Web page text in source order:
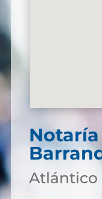
Atlántico